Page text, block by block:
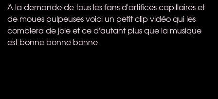
A la demande de tous les fans d'artifices capillaires et
de moues pulpeuses voici un petit clip vidéo qui les
comblera de joie et ce d'autant plus que la musique
est bonne bonne bonne